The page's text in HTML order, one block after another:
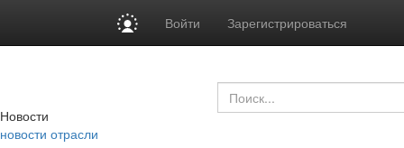
Войти Зарегистрироваться
Новости
новости отрасли